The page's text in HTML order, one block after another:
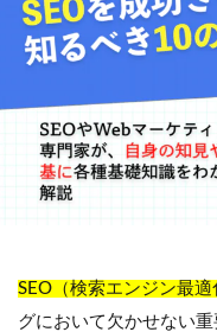
SEO（検索エンジン最適
グにおいて欠かせない